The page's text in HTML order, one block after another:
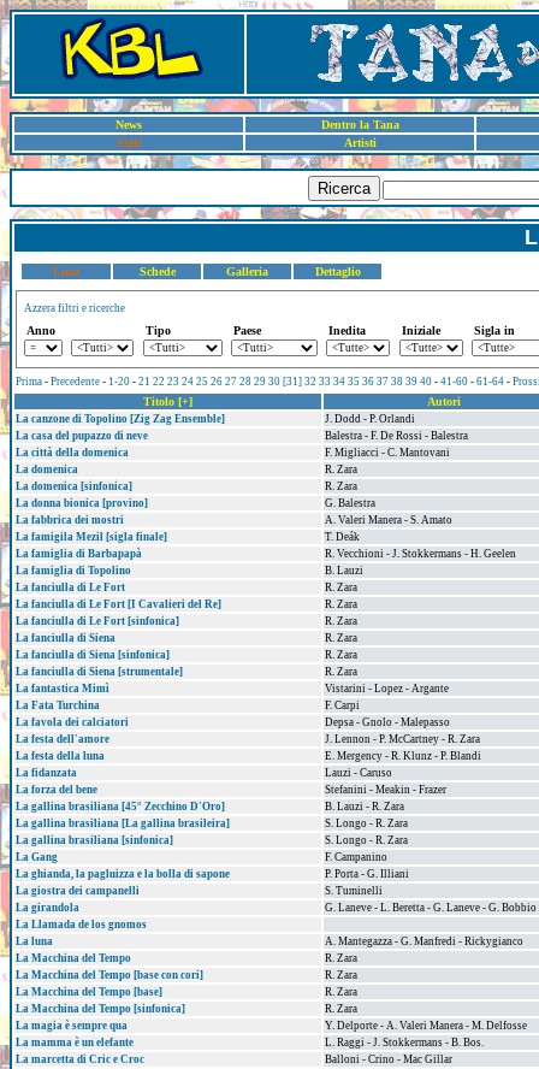
News
Dentro la Tana
Sigle
Artisti
Ricerca
Lista Schede Galleria Dettaglio
Azzera filtri e ricerche
Anno Tipo Paese Inedita Iniziale Sigla in
Prima - Precedente - 1-20 - 21 22 23 24 25 26 27 28 29 30 [31] 32 33 34 35 36 37 38 39 40 - 41-60 - 61-64 -
Titolo [+] Autori
La canzone di Topolino [Zig Zag Ensemble]
J. Dodd - P. Orlandi
La casa del pupazzo di neve
Balestra - F. De Rossi - Balestra
La città della domenica
F. Migliacci - C. Mantovani
La domenica
R. Zara
La domenica [sinfonica]
R. Zara
La donna bionica [provino]
G. Balestra
La fabbrica dei mostri
A. Valeri Manera - S. Amato
La famigila Mezil [sigla finale]
T. Deák
La famiglia di Barbapapà
R. Vecchioni - J. Stokkermans - H. Geelen
La famiglia di Topolino
B. Lauzi
La fanciulla di Le Fort
R. Zara
La fanciulla di Le Fort [I Cavalieri del Re]
R. Zara
La fanciulla di Le Fort [sinfonica]
R. Zara
La fanciulla di Siena
R. Zara
La fanciulla di Siena [sinfonica]
R. Zara
La fanciulla di Siena [strumentale]
R. Zara
La fantastica Mimì
Vistarini - Lopez - Argante
La Fata Turchina
F. Carpi
La favola dei calciatori
Depsa - Gnolo - Malepasso
La festa dell'amore
J. Lennon - P. McCartney - R. Zara
La festa della luna
E. Mergency - R. Klunz - P. Blandi
La fidanzata
Lauzi - Caruso
La forza del bene
Stefanini - Meakin - Frazer
La gallina brasiliana [45° Zecchino D'Oro]
B. Lauzi - R. Zara
La gallina brasiliana [La gallina brasileira]
S. Longo - R. Zara
La gallina brasiliana [sinfonica]
S. Longo - R. Zara
La Gang
F. Campanino
La ghianda, la pagluizza e la bolla di sapone
P. Porta - G. Illiani
La giostra dei campanelli
S. Tuminelli
La girandola
G. Laneve - L. Beretta - G. Laneve - G. Bobbio
La Llamada de los gnomos
La luna
A. Mantegazza - G. Manfredi - Rickygianco
La Macchina del Tempo
R. Zara
La Macchina del Tempo [base con cori]
R. Zara
La Macchina del Tempo [base]
R. Zara
La Macchina del Tempo [sinfonica]
R. Zara
La magia è sempre qua
Y. Delporte - A. Valeri Manera - M. Delfosse
La mamma è un elefante
L. Raggi - J. Stokkermans - B. Bos.
La marcetta di Cric e Croc
Balloni - Crino - Mac Gillar